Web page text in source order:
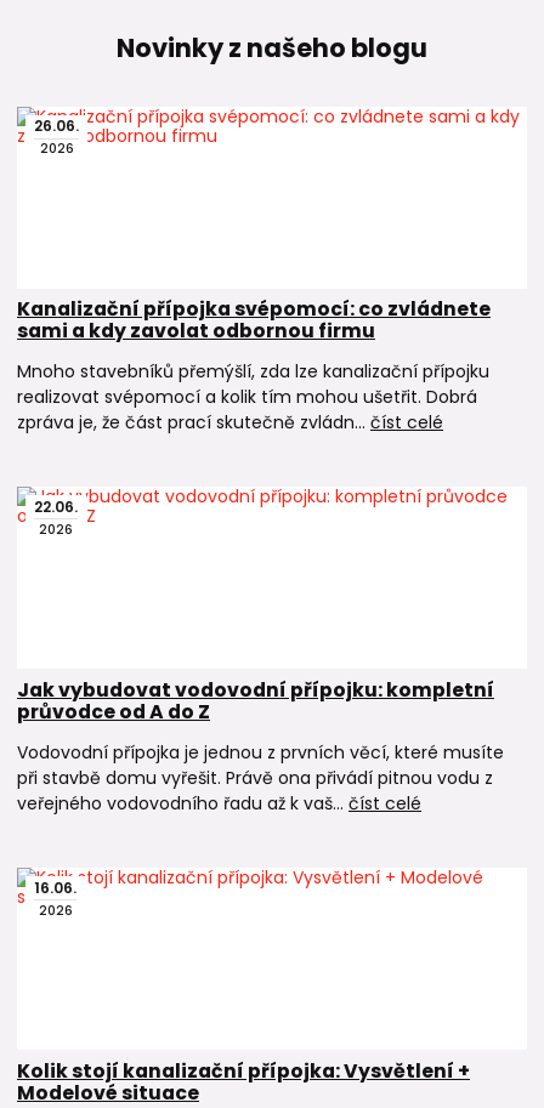
Novinky z našeho blogu
26.06.
2026
Kanalizační přípojka svépomocí: co zvládnete
sami a kdy zavolat odbornou firmu
Mnoho stavebníků přemýšlí, zda lze kanalizační přípojku
realizovat svépomocí a kolik tím mohou ušetřit. Dobrá
zpráva je, že část prací skutečně zvládn... číst celé
22.06.
2026
Jak vybudovat vodovodní přípojku: kompletní
průvodce od A do Z
Vodovodní přípojka je jednou z prvních věcí, které musíte
při stavbě domu vyřešit. Právě ona přivádí pitnou vodu z
veřejného vodovodního řadu až k vaš... číst celé
16.06.
2026
Kolik stojí kanalizační přípojka: Vysvětlení +
Modelové situace